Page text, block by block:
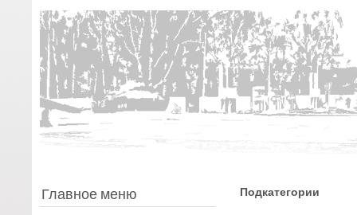
Главное меню Подкатегории